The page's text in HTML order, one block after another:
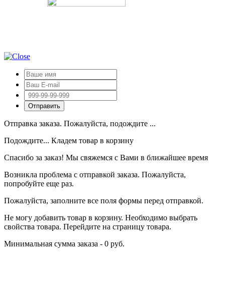
Отправка заказа. Пожалуйста, подождите ...
Подождите... Кладем товар в корзину
Спасибо за заказ! Мы свяжемся с Вами в ближайшее время
Возникла проблема с отправкой заказа. Пожалуйста,
попробуйте еще раз.
Пожалуйста, заполните все поля формы перед отправкой.
Не могу добавить товар в корзину. Необходимо выбрать
свойства товара. Перейдите на страницу товара.
Минимальная сумма заказа - 0 руб.